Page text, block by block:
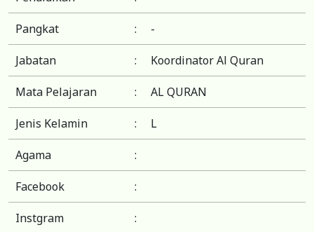
Pangkat : -
Jabatan : Koordinator Al Quran
Mata Pelajaran : AL QURAN
Jenis Kelamin : L
Agama :
Facebook :
Instgram :